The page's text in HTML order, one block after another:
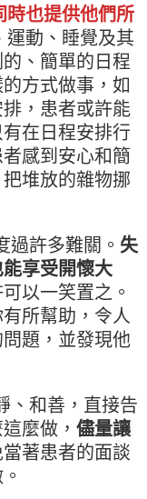
也提供他們所
動、睡覺及其
、簡單的日程
方式做事，如
，患者或許能
在日程安排行
感到安心和簡
堆放的雜物挪
過許多難關。 失
享受開懷大
以一笑置之。
所幫助，令人
題，並發現他
、和善，直接告
麼做， 儘量讓
著患者的面談